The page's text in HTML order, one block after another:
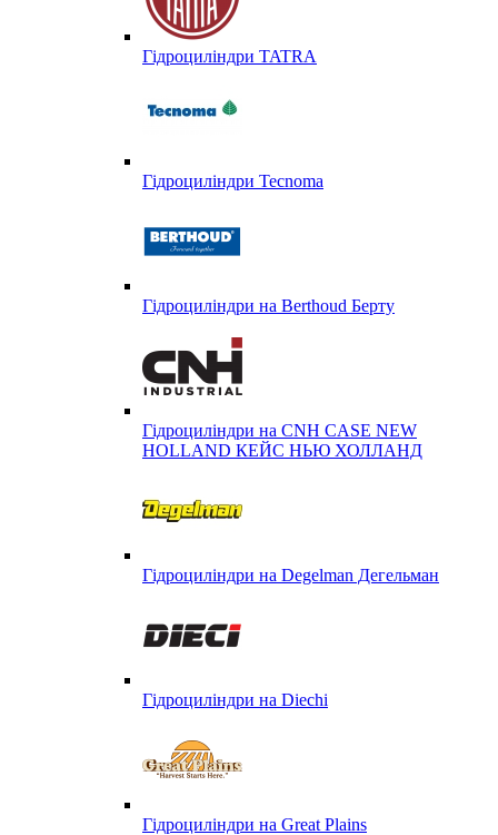
Гідроциліндри TATRA
Гідроциліндри Tecnoma
Гідроциліндри на Berthoud Берту
Гідроциліндри на CNH CASE NEW
HOLLAND КЕЙС НЬЮ ХОЛЛАНД
Гідроциліндри на Degelman Дегельман
Гідроциліндри на Diechi
Гідроциліндри на Great Plains